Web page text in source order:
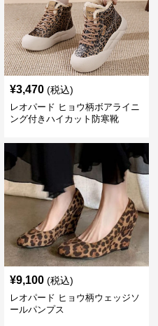
¥3,470 (税込)
レオパード ヒョウ柄ボアライニ
ング付きハイカット防寒靴
¥9,100 (税込)
レオパード ヒョウ柄ウェッジソ
ールパンプス